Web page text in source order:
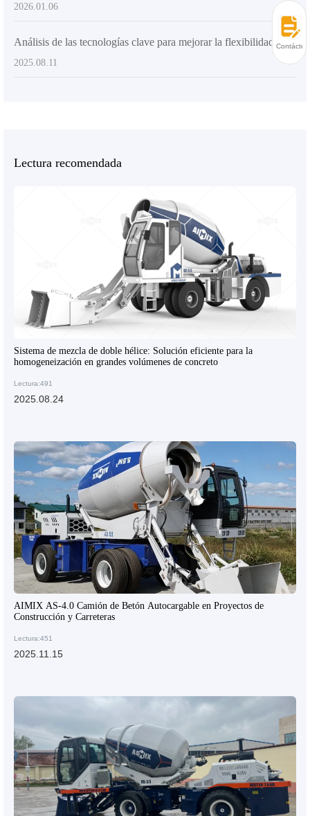
2026.01.06
Análisis de las tecnologías clave para mejorar la flexibilidad y la eficiencia de descarga de los mezcladores de concreto
2025.08.11
Lectura recomendada
Sistema de mezcla de doble hélice: Solución eficiente para la
homogeneización en grandes volúmenes de concreto
Lectura:491
2025.08.24
AIMIX AS-4.0 Camión de Betón Autocargable en Proyectos de
Construcción y Carreteras
Lectura:451
2025.11.15